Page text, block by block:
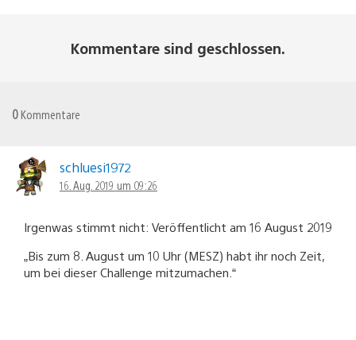
Kommentare sind geschlossen.
0 Kommentare
schluesi1972
16. Aug. 2019 um 09:26
Irgenwas stimmt nicht: Veröffentlicht am 16 August 2019
„Bis zum 8. August um 10 Uhr (MESZ) habt ihr noch Zeit,
um bei dieser Challenge mitzumachen.“